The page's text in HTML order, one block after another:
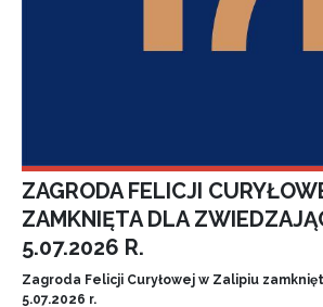
ZAGRODA FELICJI
ZAMKNIĘTA DLA
5.07.2026 R.
Zagroda Felicji Curyłowej w Zalipiu
5.07.2026 r.